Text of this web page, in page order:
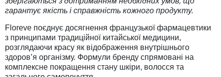
гарантує якість і справжність кожного продукту.
Floreve поєднує досягнення французької фармацевтики
з принципами традиційної китайської медицини,
розглядаючи красу як відображення внутрішнього
здоров’я організму. Формули бренду спрямовані на
комплексне покращення стану шкіри, волосся та